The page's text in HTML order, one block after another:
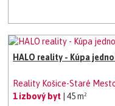
HALO reality - Kúpa
Reality Košice-Staré
1 izbový byt
| 45 m²